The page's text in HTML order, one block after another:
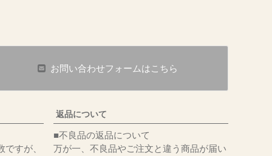
お問い合わせフォームはこちら
すが、
返品について
■不良品の返品について
万が一、不良品やご注文と違う商品が届い